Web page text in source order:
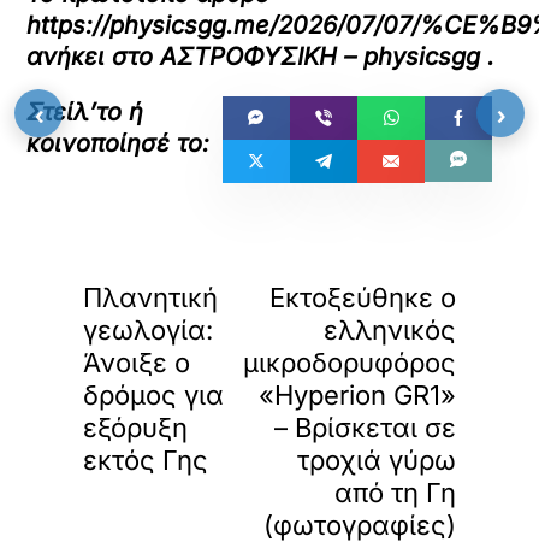
https://physicsgg.me/2026/07/07/
ανήκει στοΑΣΤΡΟΦΥΣΙΚΗ – physicsgg.
Πλανητική
γεωλογία:
Άνοιξε ο
δρόμος για
εξόρυξη
εκτός Γης
Εκτοξεύθηκε ο
ελληνικός
μικροδορυφόρος
«Hyperion GR1»
– Βρίσκεται σε
τροχιά γύρω
από τη Γη
(φωτογραφίες)
‹ ›